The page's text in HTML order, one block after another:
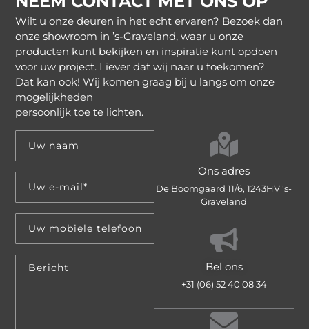
Wilt u onze deuren in het echt ervaren? Bezoek dan
onze showroom in ’s-Graveland, waar u onze
producten kunt bekijken en inspiratie kunt opdoen
voor uw project. Liever dat wij naar u toekomen?
Dat kan ook! Wij komen graag bij u langs om onze
mogelijkheden
persoonlijk toe te lichten.
Ons adres
De Boomgaard 11/6, 1243HV 's-
Graveland
Bel ons
+31 (06) 52 40 08 34